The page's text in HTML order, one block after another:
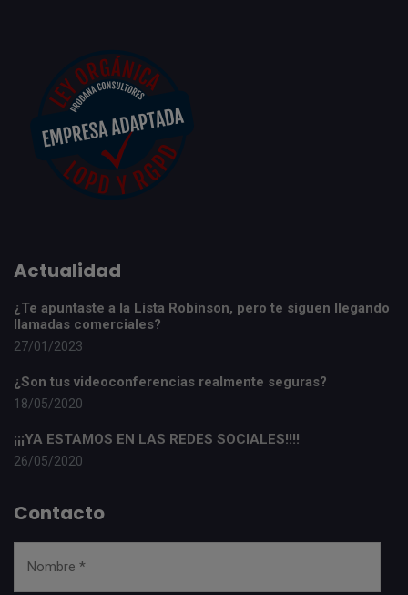
Actualidad
¿Te apuntaste a la Lista Robinson, pero te siguen llegando
llamadas comerciales?
27/01/2023
¿Son tus videoconferencias realmente seguras?
18/05/2020
¡¡¡YA ESTAMOS EN LAS REDES SOCIALES!!!!
26/05/2020
Contacto